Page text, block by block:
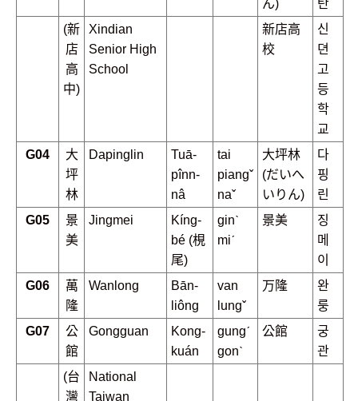
ん)
탄
(新
店
高
中)
Xindian
Senior High
School
新店高
校
신
뎐
고
등
학
교
G04
大
坪
林
Dapinglin
Tuā-
pînn-
nâ
tai
piangˇ
naˇ
大坪林
(だいへ
いりん)
다
핑
린
G05
景
美
Jingmei
Kíng-
bé (梘
尾)
ginˋ
miˊ
景美
징
메
이
G06
萬
隆
Wanlong
Bān-
liông
van
lungˇ
万隆
완
룽
G07
公
館
Gongguan
Kong-
kuán
gungˊ
gonˋ
公館
궁
관
(台
灣
National
Taiwan